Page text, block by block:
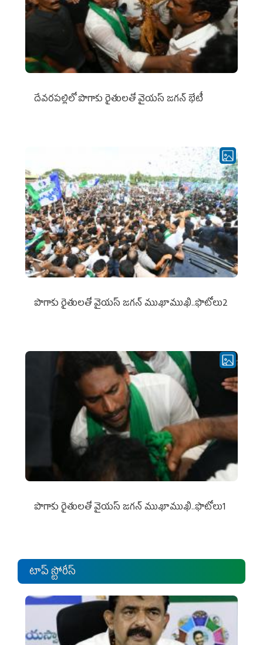
దేవరపల్లిలో పొగాకు రైతులతో వైయస్ జగన్ భేటీ
పొగాకు రైతుల‌తో వైయ‌స్ జ‌గ‌న్ ముఖాముఖి..ఫొటోలు2
పొగాకు రైతుల‌తో వైయ‌స్ జ‌గ‌న్ ముఖాముఖి..ఫొటోలు1
టాప్ స్టోరీస్